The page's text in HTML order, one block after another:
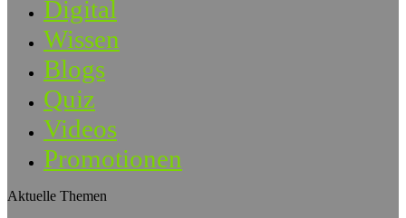
Digital
Wissen
Blogs
Quiz
Videos
Promotionen
Aktuelle Themen